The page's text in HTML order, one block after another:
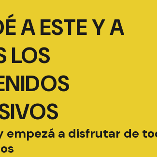
A ESTE Y A
LOS
empezá a disfrutar de